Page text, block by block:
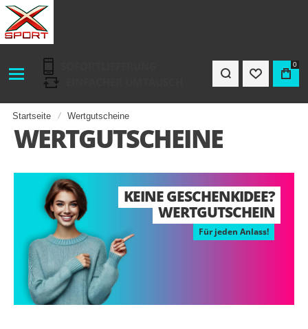
0
Startseite Wertgutscheine
WERTGUTSCHEINE
KEINE GESCHENKIDEE?
WERTGUTSCHEIN
Für jeden Anlass!